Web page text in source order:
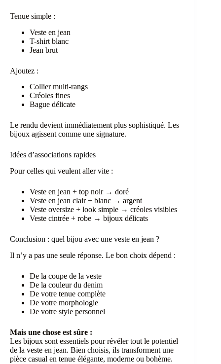
Tenue simple :
Veste en jean
T-shirt blanc
Jean brut
Ajoutez :
Collier multi-rangs
Créoles fines
Bague délicate
Le rendu devient immédiatement plus sophistiqué. Les
bijoux agissent comme une signature.
Idées d’associations rapides
Pour celles qui veulent aller vite :
Veste en jean + top noir → doré
Veste en jean clair + blanc → argent
Veste oversize + look simple → créoles visibles
Veste cintrée + robe → bijoux délicats
Conclusion : quel bijou avec une veste en jean ?
Il n’y a pas une seule réponse. Le bon choix dépend :
De la coupe de la veste
De la couleur du denim
De votre tenue complète
De votre morphologie
De votre style personnel
Mais une chose est sûre :
Les bijoux sont essentiels pour révéler tout le potentiel
de la veste en jean. Bien choisis, ils transforment une
pièce casual en tenue élégante, moderne ou bohème.